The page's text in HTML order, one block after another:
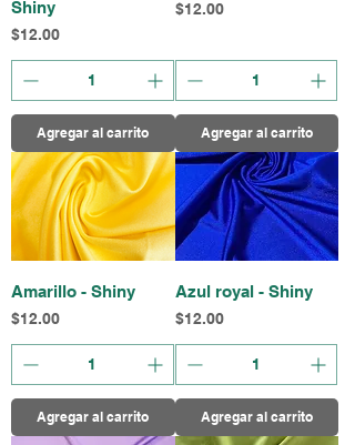
Shiny
Precio
$12.00
Agregar al carrito
Precio
$12.00
Agregar al carrito
Amarillo - Shiny
Precio
$12.00
Agregar al carrito
Azul royal - Shiny
Precio
$12.00
Agregar al carrito